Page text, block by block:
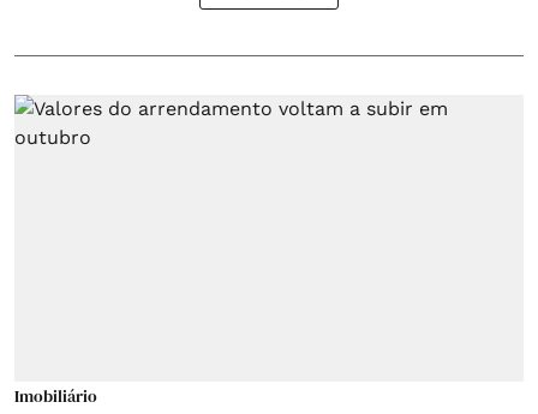
Imobiliário